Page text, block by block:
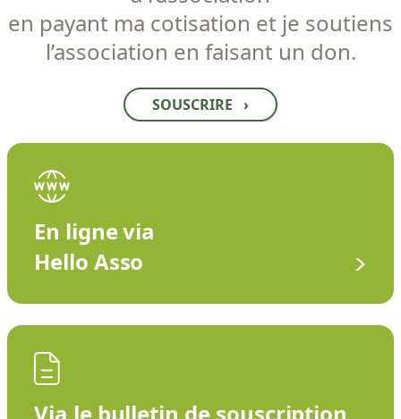
en payant ma cotisation et je soutiens
l’association en faisant un don.
SOUSCRIRE ›
En ligne via
Hello Asso